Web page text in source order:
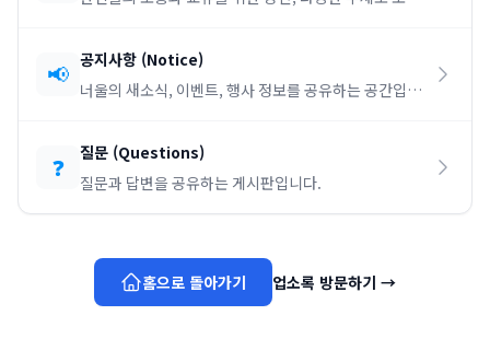
📢 공지사항 (Notice)
너울의 새소식, 이벤트, 행사 정보를 공유하는 공간입니
❓ 질문 (Questions)
질문과 답변을 공유하는 게시판입니다.
홈으로 돌아가기 업소록 방문하기 →